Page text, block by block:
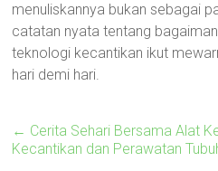
menuliskannya bukan sebagai
catatan nyata tentang
teknologi kecantikan ikut
hari demi hari.
← Cerita Sehari Bersama Alat
Kecantikan dan Perawatan